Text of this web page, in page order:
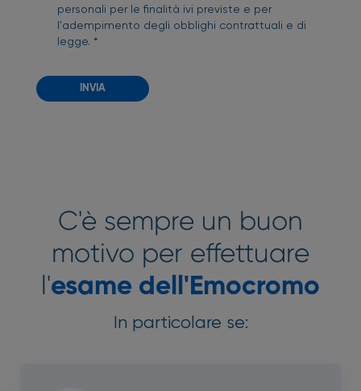
personali per le finalità ivi previste e per
l'adempimento degli obblighi contrattuali e di
legge. *
C'è sempre un buon
motivo per effettuare
l'esame dell'Emocromo
In particolare se: